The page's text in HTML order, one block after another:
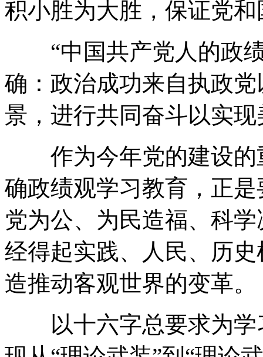
积小胜为大胜，保证党
“中国共产党人的政绩
确：政治成功来自执政
景，进行共同奋斗以实
作为今年党的建设的
确政绩观学习教育，正
党为公、为民造福、科
经得起实践、人民、历
造推动客观世界的变革。
以十六字总要求为学